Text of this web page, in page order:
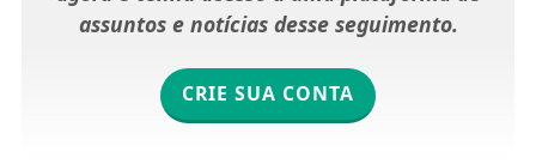
assuntos e notícias desse seguimento.
CRIE SUA CONTA